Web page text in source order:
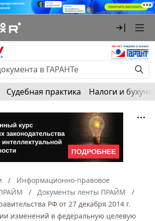
Судебная практика Налоги и
Информационно-правовое
Документы ленты ПРАЙМ
РФ от 27 декабря 2014 г.
изменений в федеральную целевую